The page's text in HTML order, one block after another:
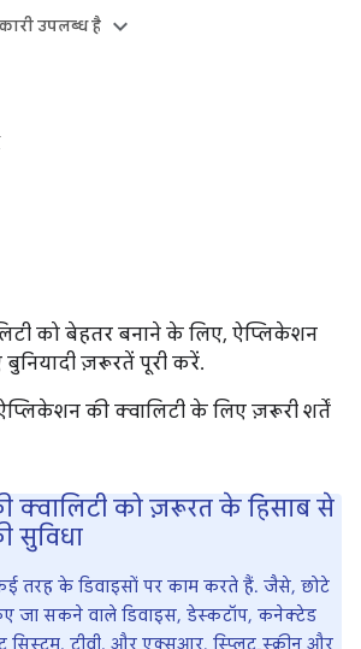
उपलब्ध है
को बेहतर बनाने के लिए, ऐप्लिकेशन
ज़रूरतें पूरी करें.
ऐप्लिकेशन की क्वालिटी के लिए ज़रूरी शर्तें
क्वालिटी को ज़रूरत के हिसाब से
सुविधा
तरह के डिवाइसों पर काम करते हैं. जैसे, छोटे
जा सकने वाले डिवाइस, डेस्कटॉप, कनेक्टेड
सिस्टम, टीवी, और एक्सआर. स्प्लिट‑स्क्रीन और